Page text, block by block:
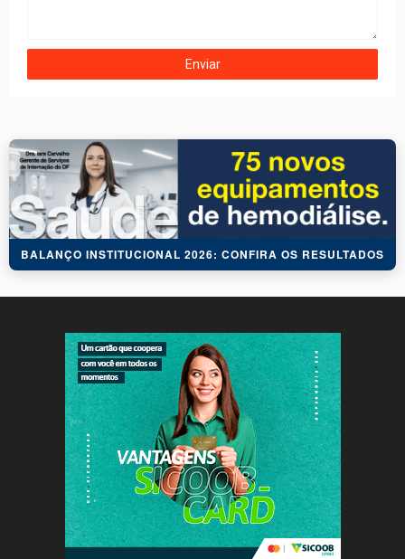
BALANÇO INSTITUCIONAL 2026: CONFIRA OS RESULTADOS